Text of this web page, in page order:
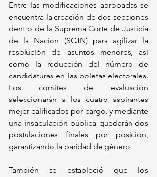
Entre las modificaciones aprobadas se
encuentra la creación de dos secciones
dentro de la Suprema Corte de Justicia
de la Nación (SCJN) para agilizar la
resolución de asuntos menores, así
como la reducción del número de
candidaturas en las boletas electorales.
Los comités de evaluación
seleccionarán a los cuatro aspirantes
mejor calificados por cargo, y mediante
una insaculación pública quedarán dos
postulaciones finales por posición,
garantizando la paridad de género.
También se estableció que los